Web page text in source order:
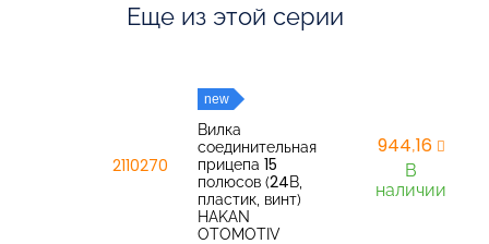
Еще из этой серии
2110270
new
Вилка
соединительная
прицепа 15
полюсов (24В,
пластик, винт)
HAKAN
OTOMOTIV
944,16
В
наличии